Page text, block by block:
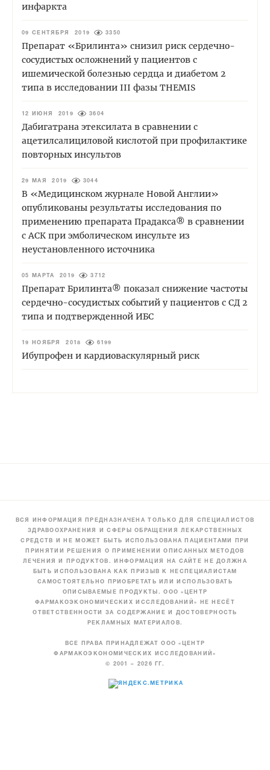
инфаркта
09 СЕНТЯБРЯ 2019 3350
Препарат «Брилинта» снизил риск сердечно-
сосудистых осложнений у пациентов с
ишемической болезнью сердца и диабетом 2
типа в исследовании III фазы THEMIS
12 ИЮНЯ 2019 3604
Дабигатрана этексилата в сравнении с
ацетилсалициловой кислотой при профилактике
повторных инсультов
29 МАЯ 2019 3044
В «Медицинском журнале Новой Англии»
опубликованы результаты исследования по
применению препарата Прадакса® в сравнении
с АСК при эмболическом инсульте из
неустановленного источника
05 МАРТА 2019 3712
Препарат Брилинта® показал снижение частоты
сердечно-сосудистых событий у пациентов с СД 2
типа и подтвержденной ИБС
19 НОЯБРЯ 2018 6199
Ибупрофен и кардиоваскулярный риск
ВСЯ ИНФОРМАЦИЯ ПРЕДНАЗНАЧЕНА ТОЛЬКО ДЛЯ СПЕЦИАЛИСТОВ
ЗДРАВООХРАНЕНИЯ И СФЕРЫ ОБРАЩЕНИЯ ЛЕКАРСТВЕННЫХ
СРЕДСТВ И НЕ МОЖЕТ БЫТЬ ИСПОЛЬЗОВАНА ПАЦИЕНТАМИ ПРИ
ПРИНЯТИИ РЕШЕНИЯ О ПРИМЕНЕНИИ ОПИСАННЫХ МЕТОДОВ
ЛЕЧЕНИЯ И ПРОДУКТОВ. ИНФОРМАЦИЯ НА САЙТЕ НЕ ДОЛЖНА
БЫТЬ ИСПОЛЬЗОВАНА КАК ПРИЗЫВ К НЕСПЕЦИАЛИСТАМ
САМОСТОЯТЕЛЬНО ПРИОБРЕТАТЬ ИЛИ ИСПОЛЬЗОВАТЬ
ОПИСЫВАЕМЫЕ ПРОДУКТЫ. ООО «ЦЕНТР
ФАРМАКОЭКОНОМИЧЕСКИХ ИССЛЕДОВАНИЙ» НЕ НЕСЁТ
ОТВЕТСТВЕННОСТИ ЗА СОДЕРЖАНИЕ И ДОСТОВЕРНОСТЬ
РЕКЛАМНЫХ МАТЕРИАЛОВ.
ВСЕ ПРАВА ПРИНАДЛЕЖАТ ООО «ЦЕНТР
ФАРМАКОЭКОНОМИЧЕСКИХ ИССЛЕДОВАНИЙ»
© 2001 – 2026 ГГ.